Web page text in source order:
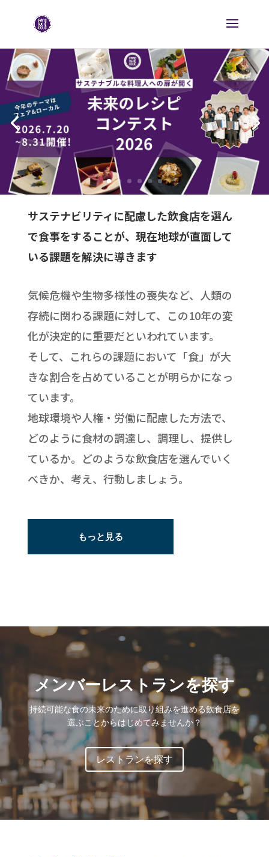
サステナビリティに配慮した飲食店を選ん
で食事をすることが、現在地球が直面して
いる課題を解決に導きます
気候危機や生物多様性の喪失など、人類の
存続に関わる課題に対して、この10年の変
化が決定的に重要だといわれています。
そして、これらの課題において「食」が大
きな割合を占めていることが明らかになっ
ています。
地球環境や人権・労働に配慮した方法で、
どのように食材の調達し、調理し、提供し
ているか。どのような飲食店を選んでいく
べきか、考え、行動しましょう。
もっと見る
メンバーレストランを探す
持続可能な食の未来のために取り組みを進める飲食店を
選ぶことからはじめてみませんか？
レストランを探す